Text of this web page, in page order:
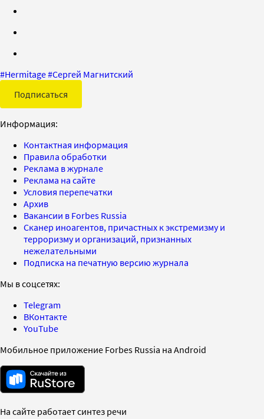
#Hermitage#Сергей Магнитский
Подписаться
Информация:
Контактная информация
Правила обработки
Реклама в журнале
Реклама на сайте
Условия перепечатки
Архив
Вакансии в Forbes Russia
Сканер иноагентов, причастных к экстремизму и
терроризму и организаций, признанных
нежелательными
Подписка на печатную версию журнала
Мы в соцсетях:
Telegram
ВКонтакте
YouTube
Мобильное приложение Forbes Russia на Android
На сайте работает синтез речи